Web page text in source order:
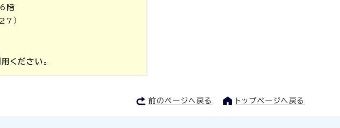
階
）
ください。
前のページへ戻る トップページへ戻る